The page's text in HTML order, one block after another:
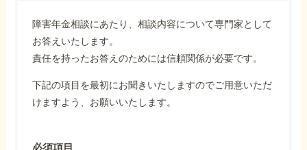
障害年金相談にあたり、相談内容について専門家として
お答えいたします。
責任を持ったお答えのためには信頼関係が必要です。
下記の項目を最初にお聞きいたしますのでご用意いただ
けますよう、お願いいたします。